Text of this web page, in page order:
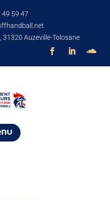
49 59 47
31320 Auzeville-Tolosane